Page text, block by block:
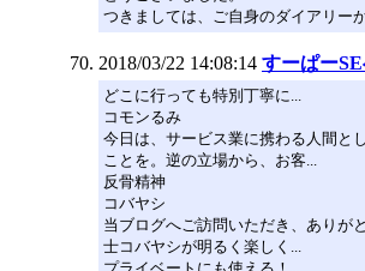
つきましては、ご自身のダイアリー
2018/03/22 14:08:14 すーぱー
どこに行っても特別丁寧に...
コモンるみ
今日は、サービス業に携わる人間と
ことを。逆の立場から、お客...
反骨精神
コバヤシ
当ブログへご訪問いただき、ありが
士コバヤシが明るく楽しく...